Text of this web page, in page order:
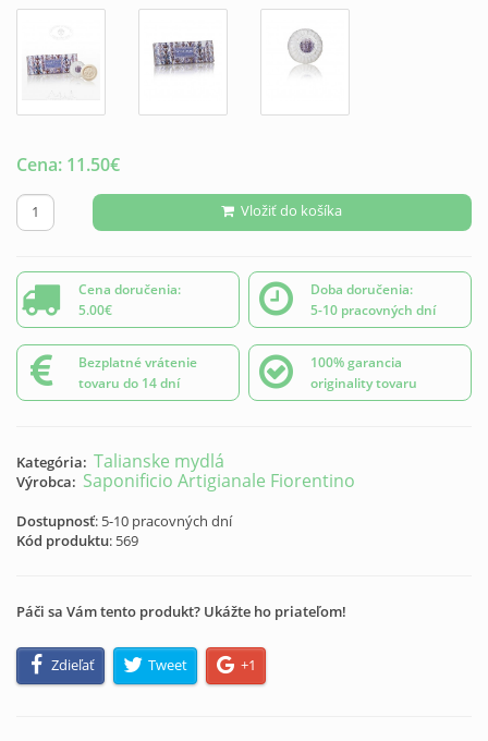
Cena: 11.50€
Vložiť do košíka
Cena doručenia:
5.00€
Doba doručenia:
5-10 pracovných dní
Bezplatné vrátenie
tovaru do 14 dní
100% garancia
originality tovaru
Kategória: Talianske mydlá
Výrobca: Saponificio Artigianale Fiorentino
Dostupnosť: 5-10 pracovných dní
Kód produktu: 569
Páči sa Vám tento produkt? Ukážte ho priateľom!
Zdieľať Tweet +1